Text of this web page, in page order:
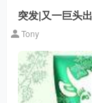
突发|又一巨头
Tony